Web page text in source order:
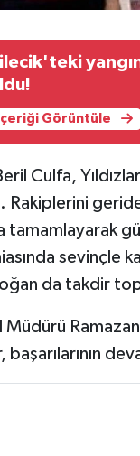
İçeriği Görüntüle
Culfa,
Rakiplerini
tamamlayarak
sevinçle
da takdir
Müdürü